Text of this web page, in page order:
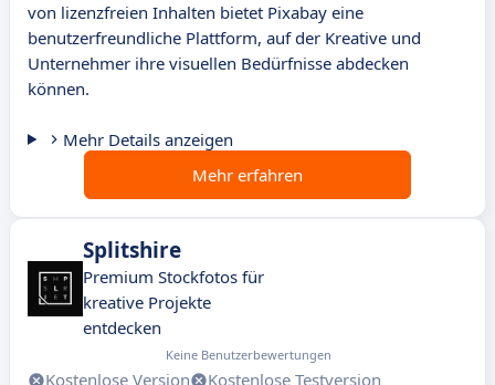
von lizenzfreien Inhalten bietet Pixabay eine
benutzerfreundliche Plattform, auf der Kreative und
Unternehmer ihre visuellen Bedürfnisse abdecken
können.
Mehr Details anzeigen
Mehr erfahren
Splitshire
Premium Stockfotos für
kreative Projekte
entdecken
Keine Benutzerbewertungen
Kostenlose Version
Kostenlose Testversion